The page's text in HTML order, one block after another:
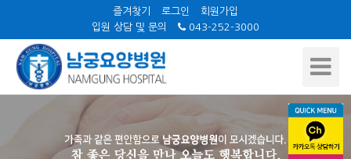
즐겨찾기 로그인
회원가입
입원 상담 및 문의
043-252-3000
Toggle